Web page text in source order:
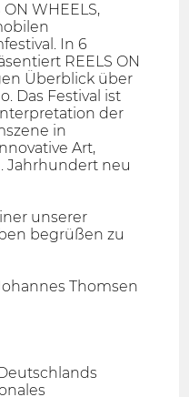
WHEELS,
In 6
REELS ON
Überblick über
Das Festival ist
der
in
Art,
Jahrhundert neu
unserer
begrüßen zu
Thomsen